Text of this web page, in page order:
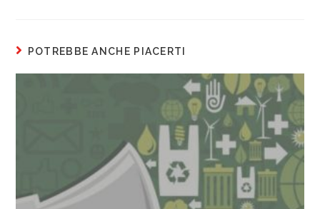
POTREBBE ANCHE PIACERTI